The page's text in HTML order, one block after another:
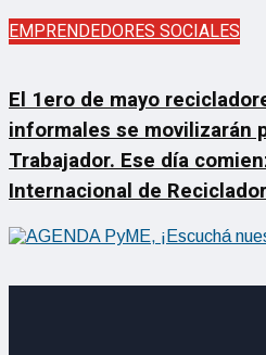
EMPRENDEDORES SOCIALES
El 1ero de mayo
informales se movilizarán
Trabajador. Ese día
Internacional de